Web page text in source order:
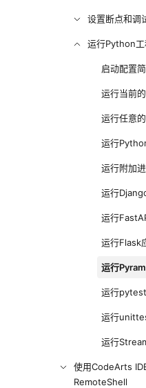
设置断点和调
运行Python工
启动配置
运行当前
运行任意
运行
运行附加
运行
运行
运行Flask
运行
运行
运行
运行
使用CodeArts
RemoteShell